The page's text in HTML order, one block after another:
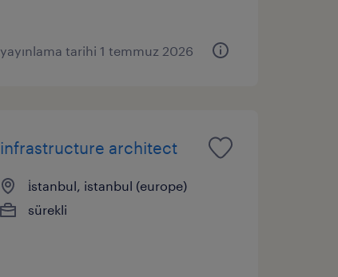
yayınlama tarihi 1 temmuz 2026
infrastructure architect
i̇stanbul, istanbul (europe)
sürekli